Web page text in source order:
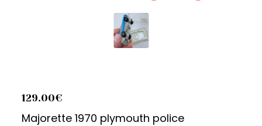
129.00€
Majorette 1970 plymouth police